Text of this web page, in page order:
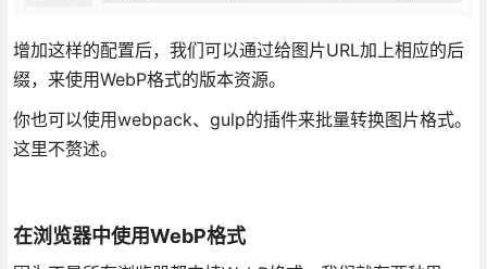
增加这样的配置后，我们可以通过给图片URL加上相应的后
缀，来使用WebP格式的版本资源。
你也可以使用webpack、gulp的插件来批量转换图片格式。
这里不赘述。
在浏览器中使用WebP格式